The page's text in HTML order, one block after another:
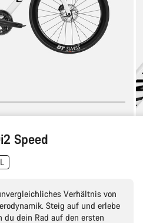
Speed
Verhältnis von
Steig auf und erlebe
du dein Rad auf den ersten